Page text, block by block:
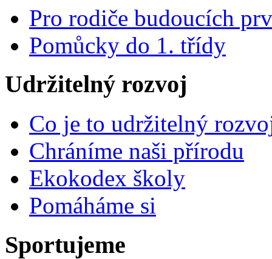
Pro rodiče budoucích
Pomůcky do 1. třídy
Udržitelný rozvoj
Co je to udržitelný
Chráníme naši přírodu
Ekokodex školy
Pomáháme si
Sportujeme